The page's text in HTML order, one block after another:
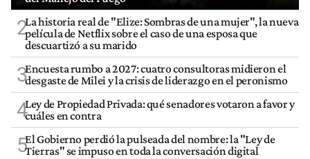
2La historia real de "Elize: Sombras de una mujer", la nueva
película de Netflix sobre el caso de una esposa que
descuartizó a su marido
3Encuesta rumbo a 2027: cuatro consultoras midieron el
desgaste de Milei y la crisis de liderazgo en el peronismo
4Ley de Propiedad Privada: qué senadores votaron a favor y
cuáles en contra
5El Gobierno perdió la pulseada del nombre: la "Ley de
Tierras" se impuso en toda la conversación digital